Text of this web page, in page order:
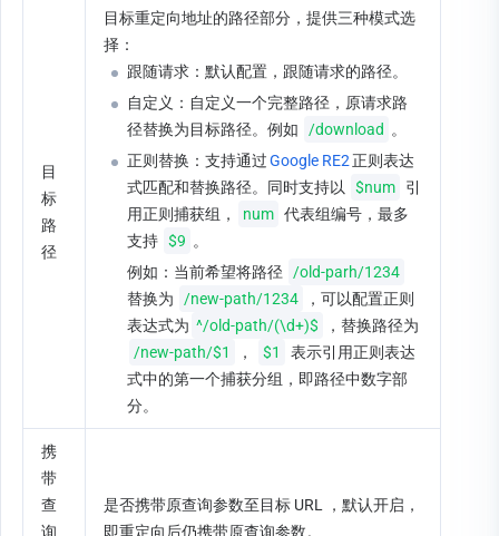
目
标
路
径
目标重定向地址的路径部分，提供三种模式选
择：
跟随请求：默认配置，跟随请求的路径。
自定义：自定义一个完整路径，原请求路
径替换为目标路径。例如
/download 。
正则替换：支持通过Google RE2正则表达
式匹配和替换路径。同时支持以
$num
引
用正则捕获组，
num 代表组编号，最多
支持 $9 。
例如：当前希望将路径
/old-parh/1234
替换为
/new-path/1234
，可以配置正则
表达式为 ^/old-path/(\d+)$
，替换路径为
/new-path/$1
， $1
表示引用正则表达
式中的第一个捕获分组，即路径中数字部
分。
携
带
查
询
是否携带原查询参数至目标 URL ，默认开启，
即重定向后仍携带原查询参数。